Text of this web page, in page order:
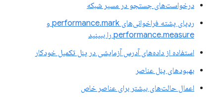
درخواست‌های جستجو در مسیر شبکه
ردپای پشته فراخوانی‌های performance.mark و
performance.measure را ببینید
استفاده از داده‌های آدرس آزمایشی در پنل تکمیل خودکار
بهبودهای پنل عناصر
اعمال حالت‌های بیشتر برای عناصر خاص